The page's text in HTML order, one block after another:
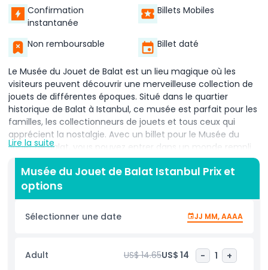
Confirmation
instantanée
Billets Mobiles
Non remboursable Billet daté
Le Musée du Jouet de Balat est un lieu magique où les
visiteurs peuvent découvrir une merveilleuse collection de
jouets de différentes époques. Situé dans le quartier
historique de Balat à Istanbul, ce musée est parfait pour les
familles, les collectionneurs de jouets et tous ceux qui
apprécient la nostalgie. Avec un billet pour le Musée du
Jouet de Balat, vous pouvez entrer dans un monde rempli
de poupées classiques, de petites voitures, d'ours en
peluche et de nombreux autres jouets qui ont apporté de
la joie aux enfants pendant des générations.
jouets provenant de différents pays et périodes, montrant
Chaque exposition raconte une histoire, rendant
l'expérience non seulement amusante mais aussi
Lire la suite
Musée du Jouet de Balat Istanbul Prix et
options
Sélectionner une date JJ MM, AAAA
Adult US$ 14.65US$ 14 - 1 +